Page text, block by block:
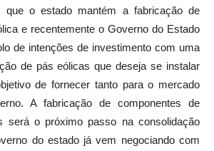
que o estado mantém a fabricação de
e recentemente o Governo do Estado
de intenções de investimento com uma
de pás eólicas que deseja se instalar
de fornecer tanto para o mercado
A fabricação de componentes de
será o próximo passo na consolidação
do estado já vem negociando com